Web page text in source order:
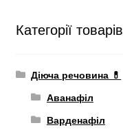
Категорії товарів
Діюча речовина 💊
Аванафіл
Варденафіл